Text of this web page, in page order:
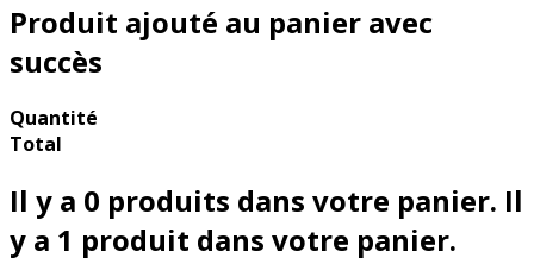
Produit ajouté au panier avec
succès
Quantité
Total
Il y a 0 produits dans votre panier. Il
y a 1 produit dans votre panier.